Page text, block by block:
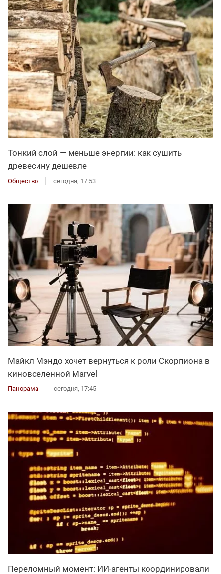
Тонкий слой — меньше энергии: как сушить
древесину дешевле
Общество сегодня, 17:53
Майкл Мэндо хочет вернуться к роли Скорпиона в
киновселенной Marvel
Панорама сегодня, 17:45
Переломный момент: ИИ-агенты координировали